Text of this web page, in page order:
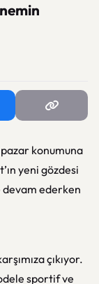
konumuna
yeni gözdesi
devam ederken
çıkıyor.
sportif ve